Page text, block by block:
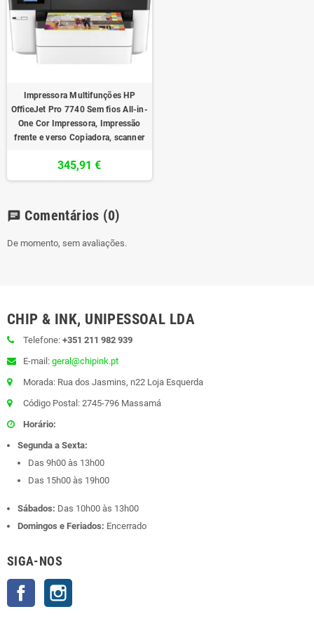
Impressora Multifunções HP
OfficeJet Pro 7740 Sem fios All-in-
One Cor Impressora, Impressão
frente e verso Copiadora, scanner
345,91 €
chat Comentários (0)
De momento, sem avaliações.
CHIP & INK, UNIPESSOAL LDA
Telefone: +351 211 982 939
E-mail: geral@chipink.pt
Morada: Rua dos Jasmins, n22 Loja Esquerda
Código Postal: 2745-796 Massamá
Horário:
Segunda a Sexta:
Das 9h00 às 13h00
Das 15h00 às 19h00
Sábados: Das 10h00 às 13h00
Domingos e Feriados: Encerrado
SIGA-NOS
Facebook